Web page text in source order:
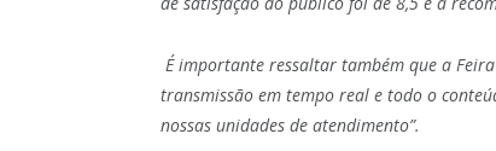
É importante ressaltar também que a
transmissão em tempo real e todo o
nossas unidades de atendimento”.